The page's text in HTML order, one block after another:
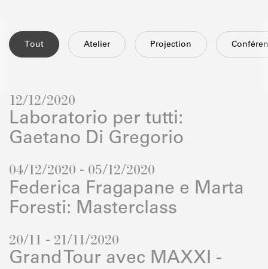
Tout Atelier Projection
12/12/2020
Laboratorio per tutti:
Gaetano Di Gregorio
04/12/2020 - 05/12/2020
Federica Fragapane e Marta
Foresti: Masterclass
20/11 - 21/11/2020
Grand Tour avec MAXXI -